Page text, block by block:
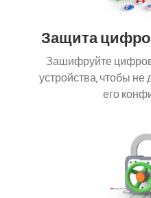
Защита
Зашифруйте
устройства, чтобы не
его